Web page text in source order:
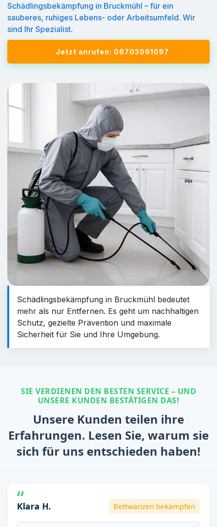
Schädlingsbekämpfung in Bruckmühl – für ein
sauberes, ruhiges Lebens- oder Arbeitsumfeld. Wir
sind Ihr Spezialist.
Jetzt anrufen: 06703091097
Schädlingsbekämpfung in Bruckmühl bedeutet
mehr als nur Entfernen. Es geht um nachhaltigen
Schutz, gezielte Prävention und maximale
Sicherheit für Sie und Ihre Umgebung.
SIE VERDIENEN DEN BESTEN SERVICE – UND
UNSERE KUNDEN BESTÄTIGEN DAS!
Unsere Kunden teilen ihre
Erfahrungen. Lesen Sie, warum sie
sich für uns entschieden haben!
Klara H. Bettwanzen bekämpfen